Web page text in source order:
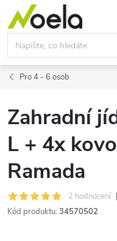
Přejít
obsah
Pro 4 - 6 osob
Zahradní
L + 4x
Ramada
2 hodnocení
Kód produktu: 34570502